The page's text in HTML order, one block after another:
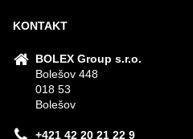
KONTAKT
BOLEX Group s.r.o.
Bolešov 448
018 53
Bolešov
+421 42 20 21 22 9